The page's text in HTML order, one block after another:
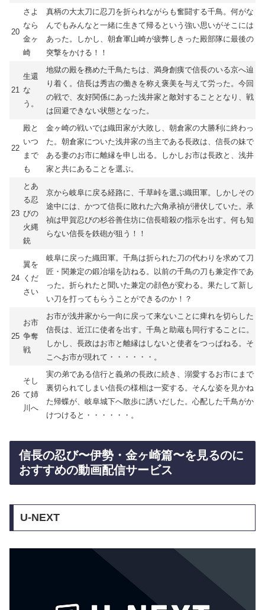
20
さよ
なら
金ヶ
崎
真柄の大太刀に忍刀を折られながらも奮闘する千鳥。何がな
んでもみんなと一緒に生きて帰るという強い思いがそこには
あった。しかし、朝倉軍山崎が疲弊しきった殿部隊に最後の
突撃をかける！！
21
生還
な
う。
地獄の殿を務めた千鳥たちは、満身創痍で信長のいる京へ辿
り着く。信長は秀吉の働きを称え褒美を与えて労った。今回
の戦で、友好関係にあった浅井家と敵対することとなり、戦
は回避できない状態となった。
22
殿と
いつ
まで
も
金ヶ崎の戦いでは織田家が大敗し、朝倉家の大勝利に終わっ
た。朝倉家についた浅井家の当主である長政は、信長の妹で
ある妻のお市に離縁を申し出る。しかしお市は長政と、浅井
家と共にあることを選ぶ。
23
とあ
る忍
びの
火縄
銃
京から岐阜に戻る経路に、千草峠を選ぶ織田軍。しかしその
途中には、かつて信長に敗れた六角承禎が潜伏していた。承
禎は甲賀忍びの杉谷善住坊に信長暗殺の指示を出す。何も知
らない信長を鉄砲が狙う！！
24
翼を
くだ
さい
岐阜に戻った織田軍。千鳥は折られた刀の代わりを求めて刀
匠・関兼定の鍛冶場を訪ねる。以前の千鳥の刀も兼定作であ
った。折られたと聞いた兼定の顔色が変わる。果たして新し
い刀を打ってもらうことができるのか！？
25
お市
争奪
戦
お市が浅井家から一向に戻って来ないことに痺れを切らした
信長は、近江に使者を出す。千鳥と助蔵も同行することに。
しかし、長政はお市と離縁はしないと使者をつっぱねる。そ
こへお市が現れて・・・・・・。
26
そし
て姉
川へ
実の弟である信行と義弟の長政に続き、溺愛するお市にまで
裏切られてしまい信長の様相は一変する。そんな姿を見かね
た帰蝶が、岐阜城下へ散歩に誘いだした。心配した千鳥がか
けつけると・・・・・・。
信長の忍び〜伊勢・金ヶ崎篇〜を見るのに
おすすめの動画配信サービス
U-NEXT